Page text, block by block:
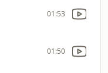
01:53
01:50